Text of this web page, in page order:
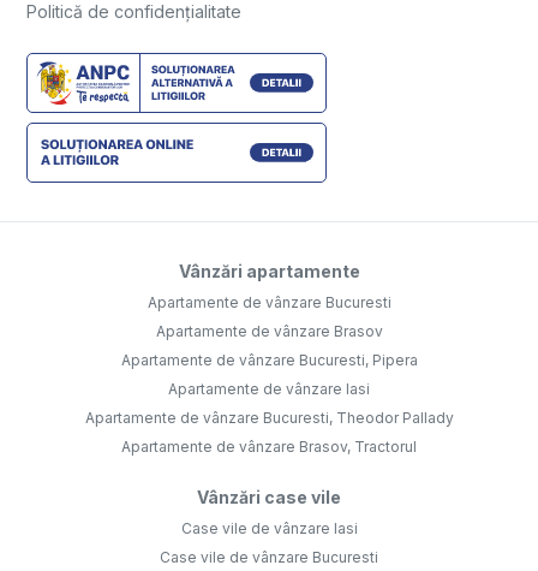
Politică de confidențialitate
Vânzări apartamente
Apartamente de vânzare Bucuresti
Apartamente de vânzare Brasov
Apartamente de vânzare Bucuresti, Pipera
Apartamente de vânzare Iasi
Apartamente de vânzare Bucuresti, Theodor Pallady
Apartamente de vânzare Brasov, Tractorul
Vânzări case vile
Case vile de vânzare Iasi
Case vile de vânzare Bucuresti